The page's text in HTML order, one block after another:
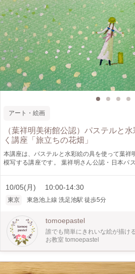
アート・絵画
（葉祥明美術館公認）パステルと
く講座「旅立ちの花畑」
本講座は、パステルと水彩絵の具を使って葉祥
模写する講座です。 葉祥明さん公認・日本パ
まずはパステルシャインアート®️の技法を用い
ます。ベースが塗れたら、次は水彩絵の具。細
この講座。あこがれの葉祥明さんの絵を描いて
んだ4時間半の講座内で、作品を仕上げていきます。 ※絵のサイズは、A4
し小さいサイズです。 ※道具はすべて教室に
お使いの画材をお持ちいただいても構いません
10/05(月) 10:00-14:30
東京 東急池上線 洗足池駅 徒歩5分
tomoepastel
誰でも簡単にきれいな絵が描け
お教室 tomoepastel